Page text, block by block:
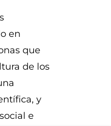
en
que
de los
y
e